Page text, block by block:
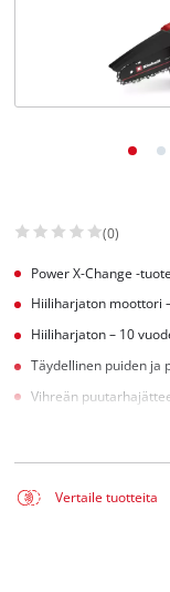
(0)
Power X-Change -
Hiiliharjaton moottori
Hiiliharjaton – 10
Täydellinen puiden ja
Vihreän
Vertaile tuotteita